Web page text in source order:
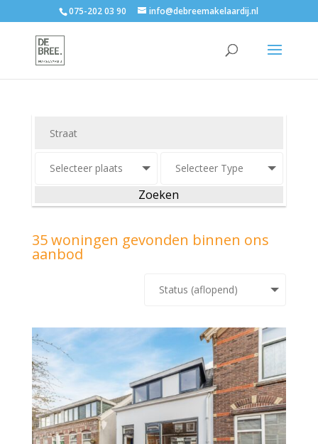
075-202 03 90 info@debreemakelaardij.nl
Zoeken
35 woningen gevonden binnen ons
aanbod